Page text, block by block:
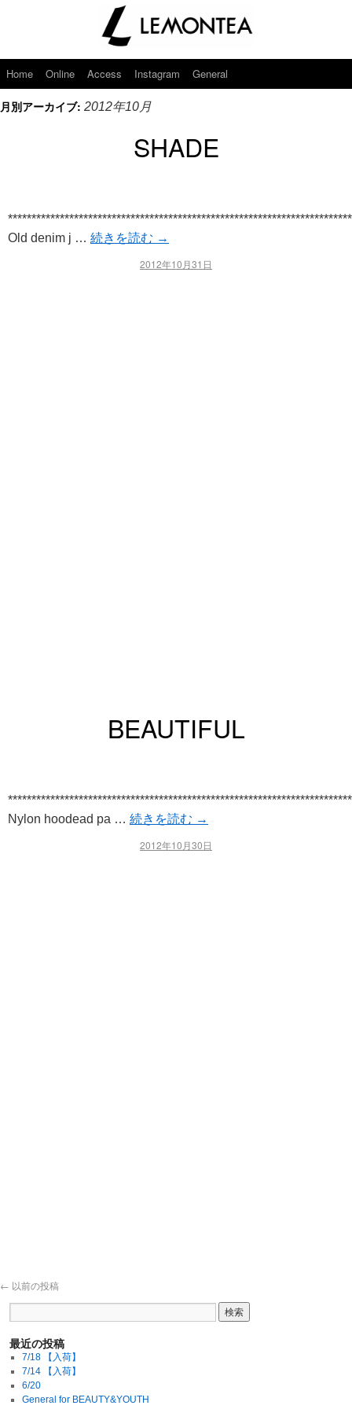
Home Online Access Instagram General
月別アーカイブ: 2012年10月
SHADE
Old denim j … 続きを読む →
2012年10月31日
BEAUTIFUL
Nylon hoodead pa … 続きを読む →
2012年10月30日
← 以前の投稿
最近の投稿
7/18 【入荷】
7/14 【入荷】
6/20
General for BEAUTY&YOUTH